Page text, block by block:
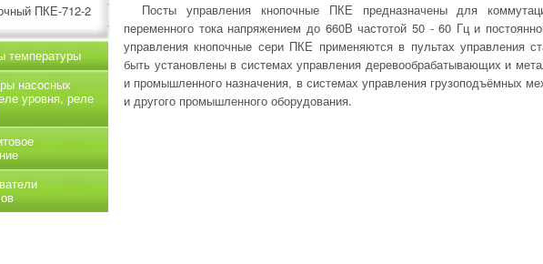
Посты управления кнопочные ПКЕ предназначены для
переменного тока напряжением до 660В частотой 50 - 60 Гц и
управления кнопочные сери ПКЕ применяются в пультах управления
быть установлены в системах управления деревообрабатывающих и
и промышленного назначения, в системах управления грузоподъёмных
и другого промышленного оборудования.
ПКЕ-712-2
температуры
насосных
уровня, реле